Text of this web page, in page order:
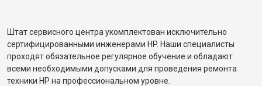
Штат сервисного центра укомплектован исключительно
сертифицированными инженерами HP. Наши специалисты
проходят обязательное регулярное обучение и обладают
всеми необходимыми допусками для проведения ремонта
техники HP на профессиональном уровне.